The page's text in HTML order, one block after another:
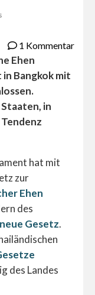
1 Kommentar
Ehen
in Bangkok mit
in
hat mit
zur
Ehen
des
Gesetz.
des Landes